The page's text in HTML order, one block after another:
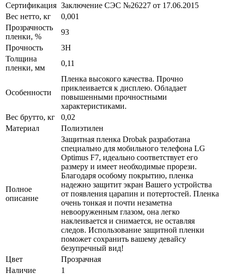
Сертификация Заключение СЭС №26227 от 17.06.2015
Вес нетто, кг
0,001
Прозрачность
пленки, %
93
Прочность
3H
Толщина
пленки, мм
0,11
Особенности
Пленка высокого качества. Прочно
приклеивается к дисплею. Обладает
повышенными прочностными
характеристиками.
Вес брутто, кг
0,02
Материал
Полиэтилен
Полное
описание
Защитная пленка Drobak разработана
специально для мобильного телефона LG
Optimus F7, идеально соответствует его
размеру и имеет необходимые прорези.
Благодаря особому покрытию, пленка
надежно защитит экран Вашего устройства
от появления царапин и потертостей. Пленка
очень тонкая и почти незаметна
невооруженным глазом, она легко
наклеивается и снимается, не оставляя
следов. Использование защитной пленки
поможет сохранить вашему девайсу
безупречный вид!
Цвет
Прозрачная
Наличие
1